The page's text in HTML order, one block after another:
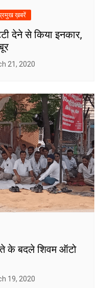
ख़बरें
देने से किया इनकार,
21, 2020
के बदले शिवम ऑटो
19, 2020